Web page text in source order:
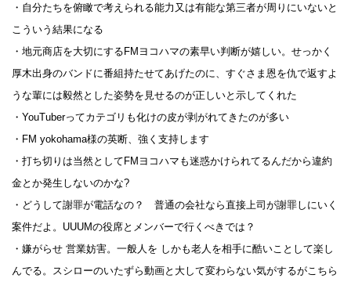
・自分たちを俯瞰で考えられる能力又は有能な第三者が周りにいないと
こういう結果になる
・地元商店を大切にするFMヨコハマの素早い判断が嬉しい。せっかく
厚木出身のバンドに番組持たせてあげたのに、すぐさま恩を仇で返すよ
うな輩には毅然とした姿勢を見せるのが正しいと示してくれた
・YouTuberってカテゴリも化けの皮が剥がれてきたのが多い
・FM yokohama様の英断、強く支持します
・打ち切りは当然としてFMヨコハマも迷惑かけられてるんだから違約
金とか発生しないのかな?
・どうして謝罪が電話なの？ 普通の会社なら直接上司が謝罪しにいく
案件だよ。UUUMの役席とメンバーで行くべきでは？
・嫌がらせ 営業妨害。一般人を しかも老人を相手に酷いことして楽し
んでる。スシローのいたずら動画と大して変わらない気がするがこちら